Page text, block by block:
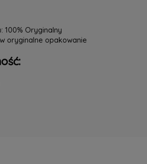
100% Oryginalny
oryginalne opakowanie